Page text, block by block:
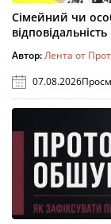
Сімейний чи
Автор:Лента от
07.08.2026